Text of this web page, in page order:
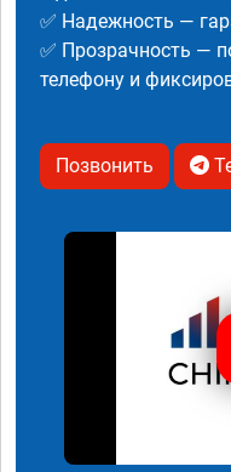
✅ Надежность —
✅ Прозрачность —
телефону и
Позвонить